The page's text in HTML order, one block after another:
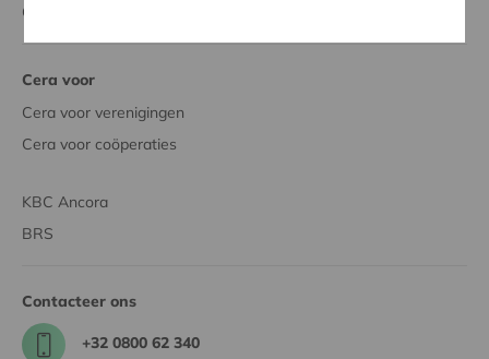
Over Cera
Cera voor
Cera voor verenigingen
Cera voor coöperaties
KBC Ancora
BRS
Contacteer ons
+32 0800 62 340